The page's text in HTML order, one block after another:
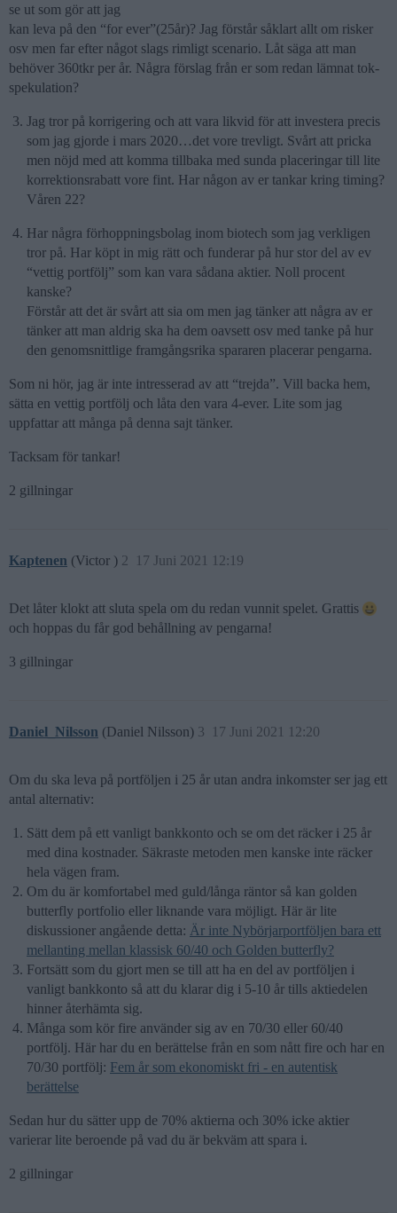
se ut som gör att jag
kan leva på den “for ever”(25år)? Jag förstår såklart allt om risker
osv men far efter något slags rimligt scenario. Låt säga att man
behöver 360tkr per år. Några förslag från er som redan lämnat tok-
spekulation?
Jag tror på korrigering och att vara likvid för att investera precis
som jag gjorde i mars 2020…det vore trevligt. Svårt att pricka
men nöjd med att komma tillbaka med sunda placeringar till lite
korrektionsrabatt vore fint. Har någon av er tankar kring timing?
Våren 22?
Har några förhoppningsbolag inom biotech som jag verkligen
tror på. Har köpt in mig rätt och funderar på hur stor del av ev
“vettig portfölj” som kan vara sådana aktier. Noll procent
kanske?
Förstår att det är svårt att sia om men jag tänker att några av er
tänker att man aldrig ska ha dem oavsett osv med tanke på hur
den genomsnittlige framgångsrika spararen placerar pengarna.
Som ni hör, jag är inte intresserad av att “trejda”. Vill backa hem,
sätta en vettig portfölj och låta den vara 4-ever. Lite som jag
uppfattar att många på denna sajt tänker.
Tacksam för tankar!
2 gillningar
Kaptenen (Victor ) 17 Juni 2021 12:19
2
Det låter klokt att sluta spela om du redan vunnit spelet. Grattis
och hoppas du får god behållning av pengarna!
3 gillningar
Daniel_Nilsson (Daniel Nilsson) 17 Juni 2021 12:20
3
Om du ska leva på portföljen i 25 år utan andra inkomster ser jag ett
antal alternativ:
Sätt dem på ett vanligt bankkonto och se om det räcker i 25 år
med dina kostnader. Säkraste metoden men kanske inte räcker
hela vägen fram.
Om du är komfortabel med guld/långa räntor så kan golden
butterfly portfolio eller liknande vara möjligt. Här är lite
diskussioner angående detta: Är inte Nybörjarportföljen bara ett
mellanting mellan klassisk 60/40 och Golden butterfly?
Fortsätt som du gjort men se till att ha en del av portföljen i
vanligt bankkonto så att du klarar dig i 5-10 år tills aktiedelen
hinner återhämta sig.
Många som kör fire använder sig av en 70/30 eller 60/40
portfölj. Här har du en berättelse från en som nått fire och har en
70/30 portfölj: Fem år som ekonomiskt fri - en autentisk
berättelse
Sedan hur du sätter upp de 70% aktierna och 30% icke aktier
varierar lite beroende på vad du är bekväm att spara i.
2 gillningar